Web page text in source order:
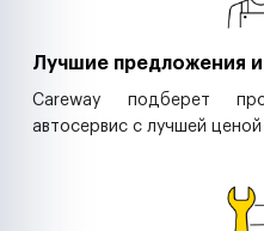
Лучшие предложения
Careway подберет
автосервис с лучшей